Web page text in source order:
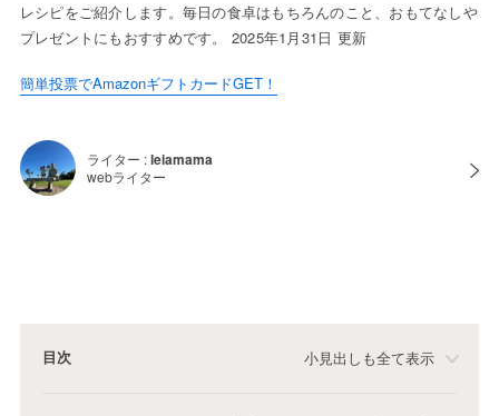
レシピをご紹介します。毎日の食卓はもちろんのこと、おもてなしや
プレゼントにもおすすめです。 2025年1月31日 更新
簡単投票でAmazonギフトカードGET！
ライター :leiamama
webライター
目次 小見出しも全て表示